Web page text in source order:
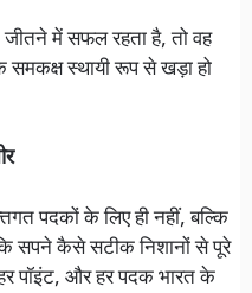
में सफल रहता है, तो वह
स्थायी रूप से खड़ा हो
पदकों के लिए ही नहीं, बल्कि
कि सपने कैसे सटीक निशानों से पूरे
पॉइंट, और हर पदक भारत के